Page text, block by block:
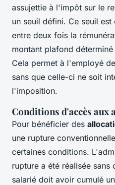
assujettie à l'impôt sur le
un seuil défini. Ce seuil
entre deux fois la
montant plafond
Cela permet à l'employé
sans que celle-ci ne soit
l'imposition.
Conditions d'accès aux
Pour bénéficier des
une rupture
certaines conditions.
rupture a été réalisée sans
salarié doit avoir cumulé